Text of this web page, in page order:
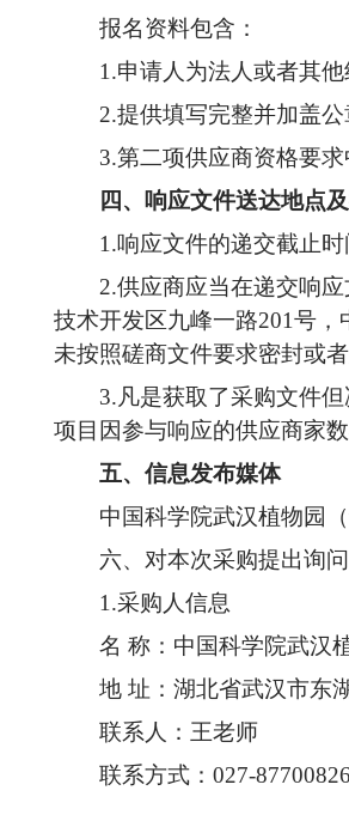
报名资料包含：
1.申请人为法人或者其
2.提供填写完整并加盖公
3.第二项供应商资格要
四、响应文件送达地点
1.响应文件的递交截止时
2.供应商应当在递交响
技术开发区九峰一路201号
未按照磋商文件要求密封或
3.凡是获取了采购文件
项目因参与响应的供应商家
五、信息发布媒体
中国科学院武汉植物园（
六、对本次采购提出询
1.采购人信息
名 称：中国科学院武汉
地 址：湖北省武汉市东
联系人：王老师
联系方式：027-87700826